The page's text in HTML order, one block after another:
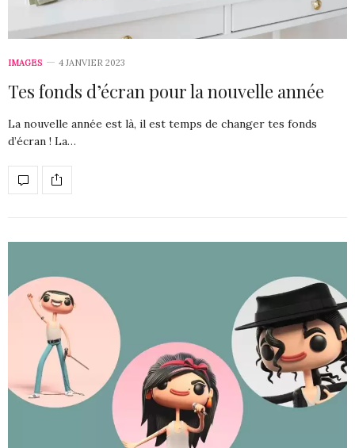
IMAGES 4 JANVIER 2023
Tes fonds d’écran pour la nouvelle année
La nouvelle année est là, il est temps de changer tes fonds
d’écran ! La…